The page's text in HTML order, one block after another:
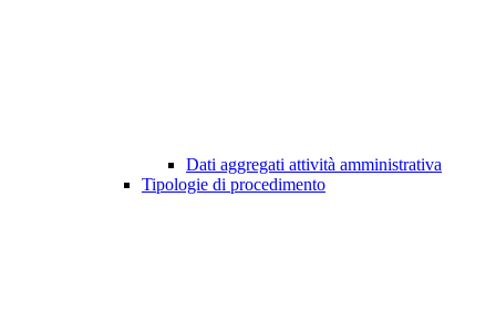
Dati aggregati attività amministrativa
Tipologie di procedimento